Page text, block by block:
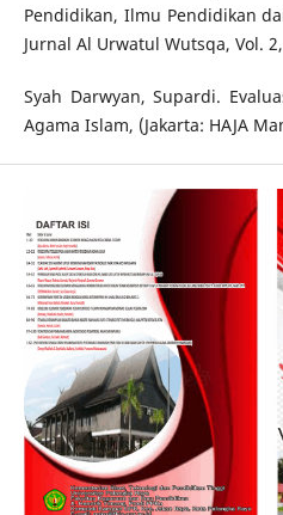
Pendidikan, Ilmu Pendidikan
Jurnal Al Urwatul Wutsqa, Vol.
Syah Darwyan, Supardi.
Agama Islam, (Jakarta: HAJA